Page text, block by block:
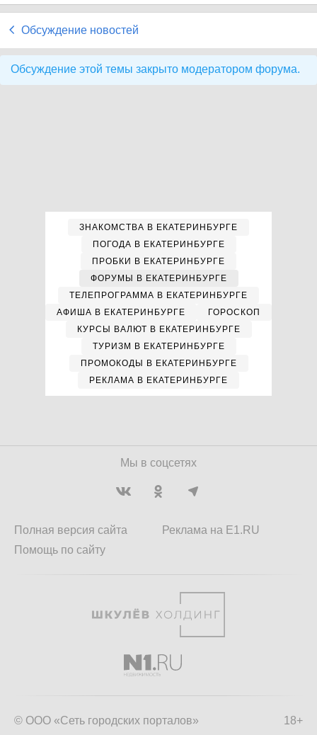
Обсуждение новостей
Обсуждение этой темы закрыто модератором форума.
ЗНАКОМСТВА В ЕКАТЕРИНБУРГЕ
ПОГОДА В ЕКАТЕРИНБУРГЕ
ПРОБКИ В ЕКАТЕРИНБУРГЕ
ФОРУМЫ В ЕКАТЕРИНБУРГЕ
ТЕЛЕПРОГРАММА В ЕКАТЕРИНБУРГЕ
АФИША В ЕКАТЕРИНБУРГЕ
ГОРОСКОП
КУРСЫ ВАЛЮТ В ЕКАТЕРИНБУРГЕ
ТУРИЗМ В ЕКАТЕРИНБУРГЕ
ПРОМОКОДЫ В ЕКАТЕРИНБУРГЕ
РЕКЛАМА В ЕКАТЕРИНБУРГЕ
Мы в соцсетях
Полная версия сайта
Помощь по сайту
Реклама на E1.RU
18+
© ООО «Сеть городских порталов»